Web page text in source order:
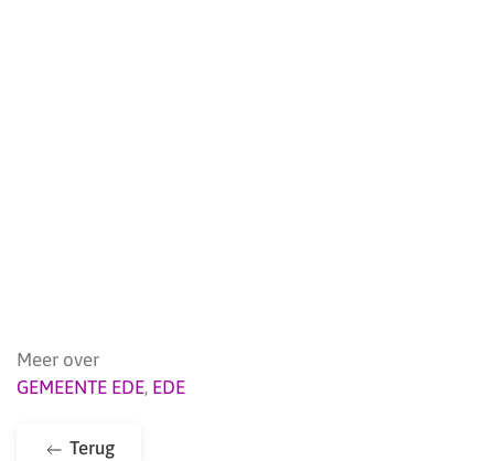
Meer over
GEMEENTE EDE, EDE
Terug